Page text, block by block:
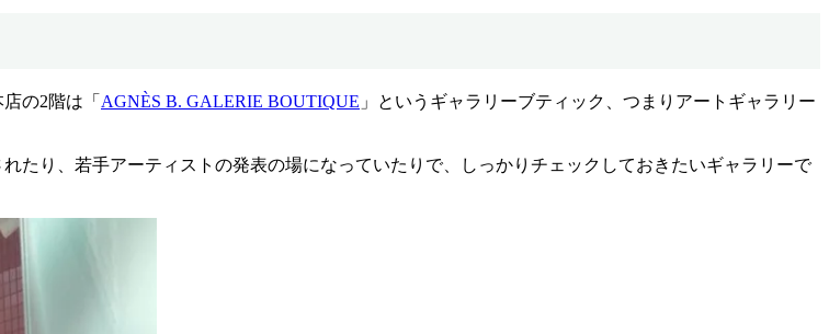
の2階は「 AGNÈS B. GALERIE BOUTIQUE 」というギャラリーブティック、つまりアートギャラリー
たり、若手アーティストの発表の場になっていたりで、しっかりチェックしておきたいギャラリーで